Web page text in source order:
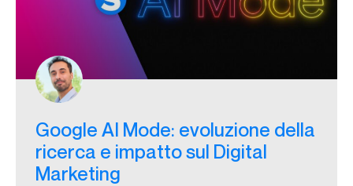
Google AI Mode: evoluzione della
ricerca e impatto sul Digital
Marketing